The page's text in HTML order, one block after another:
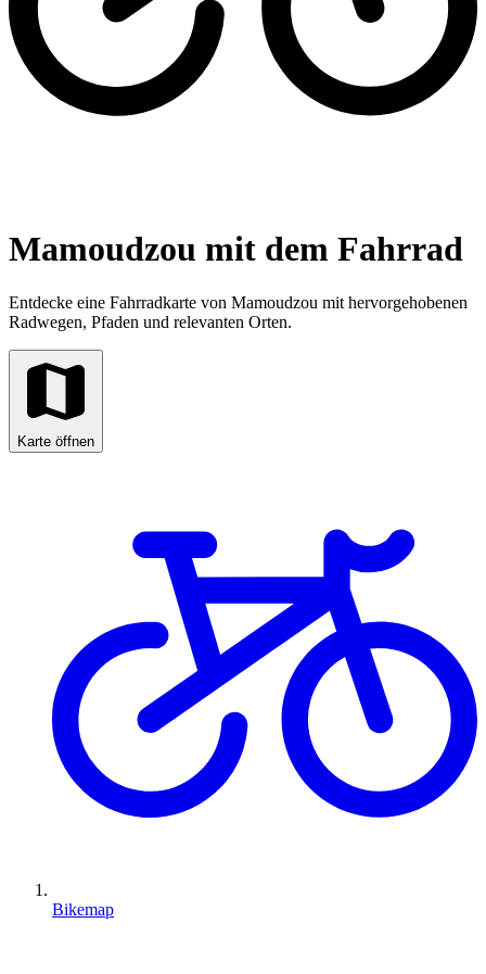
Mamoudzou mit dem Fahrrad
Entdecke eine Fahrradkarte von Mamoudzou mit hervorgehobenen
Radwegen, Pfaden und relevanten Orten.
Karte öffnen
Bikemap